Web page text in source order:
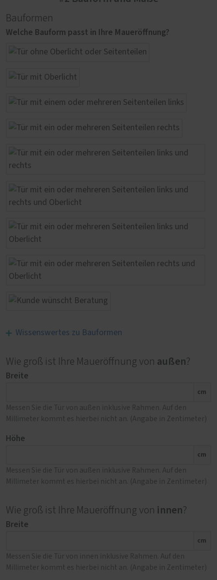
Bauformen
Welche Bauform passt in Ihre Maueröffnung?
Wissenswertes zu Bauformen
Wie groß ist Ihre Maueröffnung von außen?
Breite
cm
Messen Sie die Tür von außen inklusive Rahmen. Auf den
Millimeter kommt es hierbei nicht an. (Angabe in Zentimeter)
Höhe
cm
Messen Sie die Tür von außen inklusive Rahmen. Auf den
Millimeter kommt es hierbei nicht an. (Angabe in Zentimeter)
Wie groß ist Ihre Maueröffnung von innen?
Breite
cm
Messen Sie die Tür von innen inklusive Rahmen. Auf den
Millimeter kommt es hierbei nicht an. (Angabe in Zentimeter)